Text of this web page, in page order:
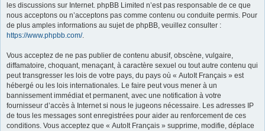
les discussions sur Internet. phpBB Limited n’est pas responsable de ce que
nous acceptons ou n’acceptons pas comme contenu ou conduite permis. Pour
de plus amples informations au sujet de phpBB, veuillez consulter :
https://www.phpbb.com/.
Vous acceptez de ne pas publier de contenu abusif, obscène, vulgaire,
diffamatoire, choquant, menaçant, à caractère sexuel ou tout autre contenu qui
peut transgresser les lois de votre pays, du pays où « AutoIt Français » est
hébergé ou les lois internationales. Le faire peut vous mener à un
bannissement immédiat et permanent, avec une notification à votre
fournisseur d’accès à Internet si nous le jugeons nécessaire. Les adresses IP
de tous les messages sont enregistrées pour aider au renforcement de ces
conditions. Vous acceptez que « AutoIt Français » supprime, modifie, déplace